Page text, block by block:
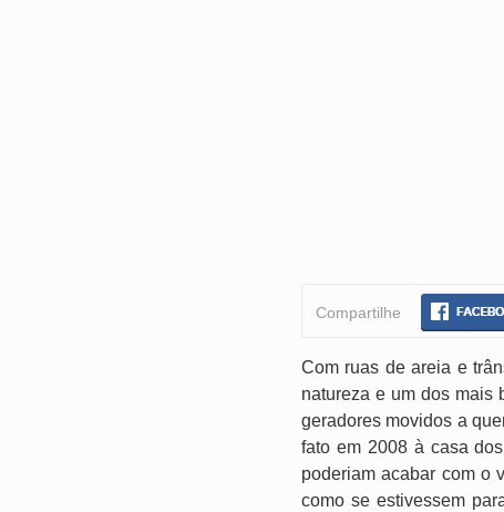
Compartilhe
Com ruas de areia e
natureza e um dos mais
geradores movidos a
fato em 2008 à casa
poderiam acabar com o
como se estivessem